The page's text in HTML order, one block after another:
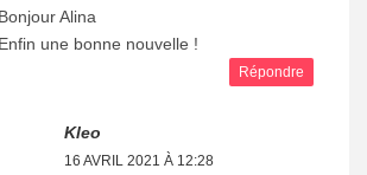
Bonjour Alina
Enfin une bonne nouvelle !
Répondre
Kleo
16 AVRIL 2021 À 12:28